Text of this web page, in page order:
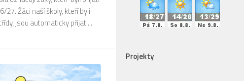
27. Žáci naší školy, kteří byli
jsou automaticky přijati...
Projekty